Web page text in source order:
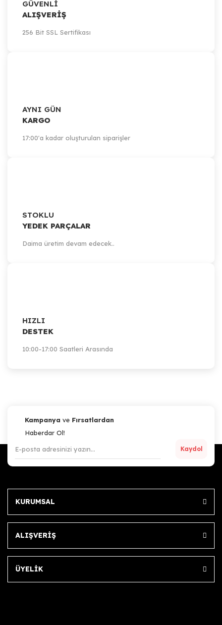
GÜVENLİ
ALIŞVERİŞ
256 Bit SSL Sertifikası
AYNI GÜN
KARGO
17:00'a kadar oluşturulan siparişler
STOKLU
YEDEK PARÇALAR
Daima üretim devam edecek..
HIZLI
DESTEK
10:00-17:00 Saatleri Arasında
Kampanya ve Fırsatlardan
Haberdar Ol!
Kaydol
KURUMSAL
ALIŞVERİŞ
ÜYELİK